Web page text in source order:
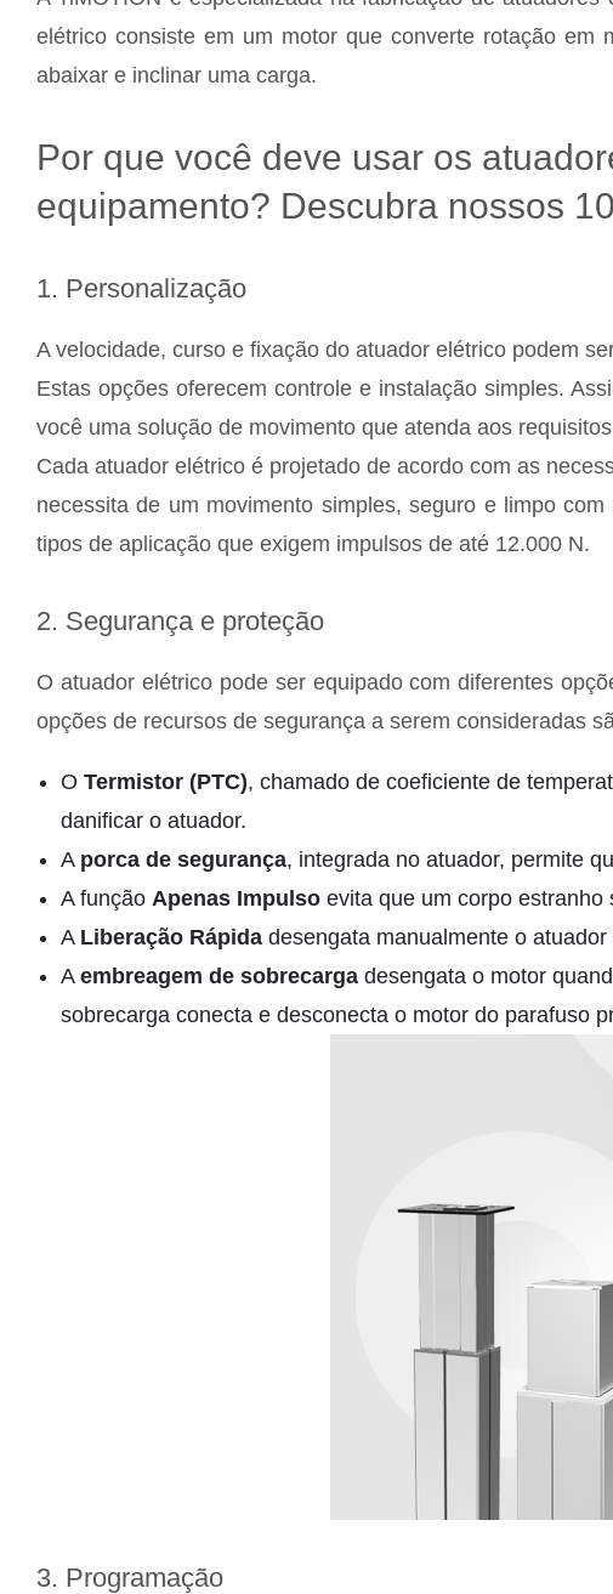
elétrico consiste em um motor que converte rotação em
abaixar e inclinar uma carga.
Por que você deve usar os
equipamento? Descubra nossos
1. Personalização
A velocidade, curso e fixação do atuador elétrico podem
Estas opções oferecem controle e instalação simples.
você uma solução de movimento que atenda aos
Cada atuador elétrico é projetado de acordo com as
necessita de um movimento simples, seguro e limpo
tipos de aplicação que exigem impulsos de até 12.000 N.
2. Segurança e proteção
O atuador elétrico pode ser equipado com diferentes
opções de recursos de segurança a serem consideradas
O Termistor (PTC), chamado de coeficiente de
danificar o atuador.
A porca de segurança, integrada no atuador, permite
A função Apenas Impulsoevita que um corpo estranho
A Liberação Rápidadesengata manualmente o
A embreagem de sobrecargadesengata o motor
sobrecarga conecta e desconecta o motor do parafuso
3. Programação